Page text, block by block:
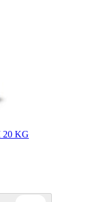
20 KG